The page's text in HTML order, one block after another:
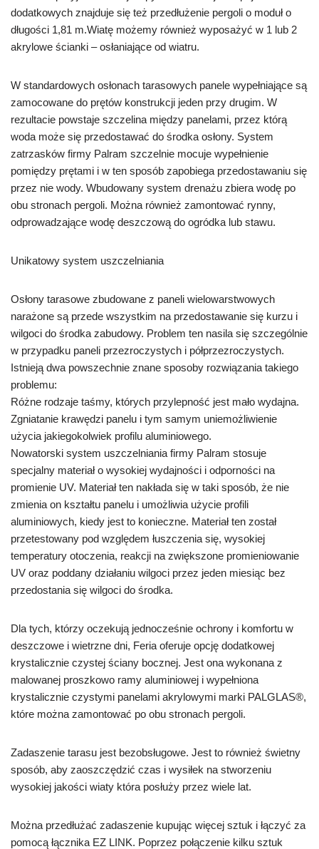
dodatkowych znajduje się też przedłużenie pergoli o moduł o
długości 1,81 m.Wiatę możemy również wyposażyć w 1 lub 2
akrylowe ścianki – osłaniające od wiatru.
W standardowych osłonach tarasowych panele wypełniające są
zamocowane do prętów konstrukcji jeden przy drugim. W
rezultacie powstaje szczelina między panelami, przez którą
woda może się przedostawać do środka osłony. System
zatrzasków firmy Palram szczelnie mocuje wypełnienie
pomiędzy prętami i w ten sposób zapobiega przedostawaniu się
przez nie wody. Wbudowany system drenażu zbiera wodę po
obu stronach pergoli. Można również zamontować rynny,
odprowadzające wodę deszczową do ogródka lub stawu.
Unikatowy system uszczelniania
Osłony tarasowe zbudowane z paneli wielowarstwowych
narażone są przede wszystkim na przedostawanie się kurzu i
wilgoci do środka zabudowy. Problem ten nasila się szczególnie
w przypadku paneli przezroczystych i półprzezroczystych.
Istnieją dwa powszechnie znane sposoby rozwiązania takiego
problemu:
Różne rodzaje taśmy, których przylepność jest mało wydajna.
Zgniatanie krawędzi panelu i tym samym uniemożliwienie
użycia jakiegokolwiek profilu aluminiowego.
Nowatorski system uszczelniania firmy Palram stosuje
specjalny materiał o wysokiej wydajności i odporności na
promienie UV. Materiał ten nakłada się w taki sposób, że nie
zmienia on kształtu panelu i umożliwia użycie profili
aluminiowych, kiedy jest to konieczne. Materiał ten został
przetestowany pod względem łuszczenia się, wysokiej
temperatury otoczenia, reakcji na zwiększone promieniowanie
UV oraz poddany działaniu wilgoci przez jeden miesiąc bez
przedostania się wilgoci do środka.
Dla tych, którzy oczekują jednocześnie ochrony i komfortu w
deszczowe i wietrzne dni, Feria oferuje opcję dodatkowej
krystalicznie czystej ściany bocznej. Jest ona wykonana z
malowanej proszkowo ramy aluminiowej i wypełniona
krystalicznie czystymi panelami akrylowymi marki PALGLAS®,
które można zamontować po obu stronach pergoli.
Zadaszenie tarasu jest bezobsługowe. Jest to również świetny
sposób, aby zaoszczędzić czas i wysiłek na stworzeniu
wysokiej jakości wiaty która posłuży przez wiele lat.
Można przedłużać zadaszenie kupując więcej sztuk i łączyć za
pomocą łącznika EZ LINK. Poprzez połączenie kilku sztuk